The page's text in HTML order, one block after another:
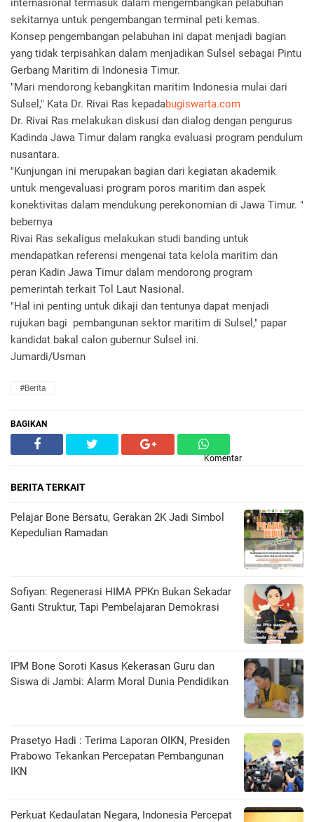
internasional termasuk dalam mengembangkan pelabuhan
sekitarnya untuk pengembangan terminal peti kemas.
Konsep pengembangan pelabuhan ini dapat menjadi bagian
yang tidak terpisahkan dalam menjadikan Sulsel sebagai Pintu
Gerbang Maritim di Indonesia Timur.
"Mari mendorong kebangkitan maritim Indonesia mulai dari
Sulsel," Kata Dr. Rivai Ras kepadabugiswarta.com
Dr. Rivai Ras melakukan diskusi dan dialog dengan pengurus
Kadinda Jawa Timur dalam rangka evaluasi program pendulum
nusantara.
"Kunjungan ini merupakan bagian dari kegiatan akademik
untuk mengevaluasi program poros maritim dan aspek
konektivitas dalam mendukung perekonomian di Jawa Timur. "
bebernya
Rivai Ras sekaligus melakukan studi banding untuk
mendapatkan referensi mengenai tata kelola maritim dan
peran Kadin Jawa Timur dalam mendorong program
pemerintah terkait Tol Laut Nasional.
"Hal ini penting untuk dikaji dan tentunya dapat menjadi
rujukan bagi pembangunan sektor maritim di Sulsel," papar
kandidat bakal calon gubernur Sulsel ini.
Jumardi/Usman
#Berita
BAGIKAN
Komentar
BERITA TERKAIT
Pelajar Bone Bersatu, Gerakan 2K Jadi Simbol
Kepedulian Ramadan
Sofiyan: Regenerasi HIMA PPKn Bukan Sekadar
Ganti Struktur, Tapi Pembelajaran Demokrasi
IPM Bone Soroti Kasus Kekerasan Guru dan
Siswa di Jambi: Alarm Moral Dunia Pendidikan
Prasetyo Hadi : Terima Laporan OIKN, Presiden
Prabowo Tekankan Percepatan Pembangunan
IKN
Perkuat Kedaulatan Negara, Indonesia Percepat